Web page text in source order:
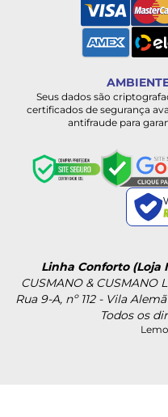
Seus dados são
certificados de segurança
antifraude para
Linha Conforto (Loja
CUSMANO & CUSMANO
Rua 9-A, nº 112 - Vila
Todos os